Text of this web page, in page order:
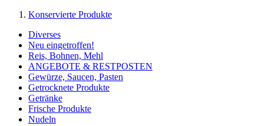
Konservierte Produkte
Diverses
Neu eingetroffen!
Reis, Bohnen, Mehl
ANGEBOTE & RESTPOSTEN
Gewürze, Saucen, Pasten
Getrocknete Produkte
Getränke
Frische Produkte
Nudeln